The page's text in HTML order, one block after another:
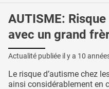
AUTISME:
avec un grand
Actualité publiée il y a 10
Le risque d’autisme chez
ainsi considérablement en